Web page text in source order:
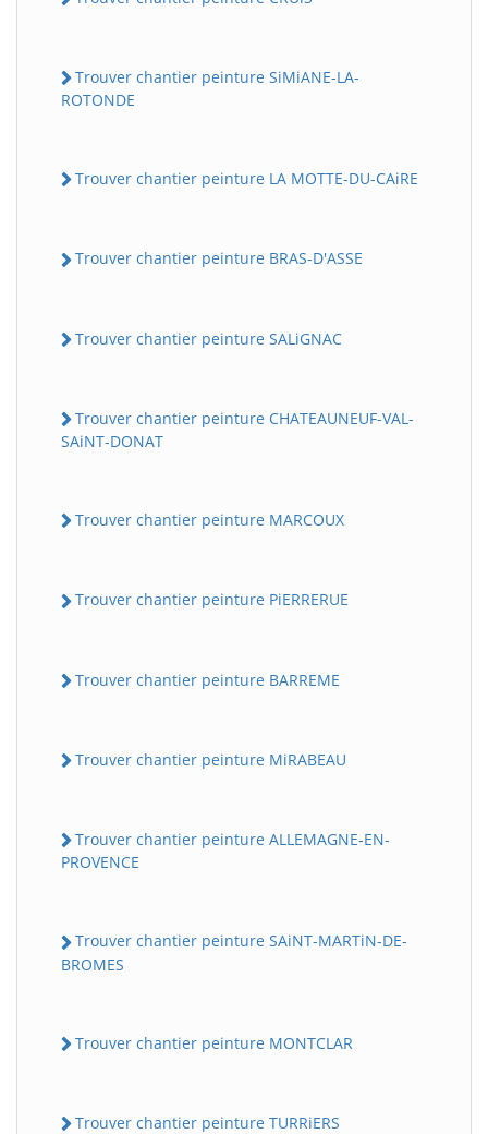
Trouver chantier peinture SiMiANE-LA-
ROTONDE
Trouver chantier peinture LA MOTTE-DU-CAiRE
Trouver chantier peinture BRAS-D'ASSE
Trouver chantier peinture SALiGNAC
Trouver chantier peinture CHATEAUNEUF-VAL-
SAiNT-DONAT
Trouver chantier peinture MARCOUX
Trouver chantier peinture PiERRERUE
Trouver chantier peinture BARREME
Trouver chantier peinture MiRABEAU
Trouver chantier peinture ALLEMAGNE-EN-
PROVENCE
Trouver chantier peinture SAiNT-MARTiN-DE-
BROMES
Trouver chantier peinture MONTCLAR
Trouver chantier peinture TURRiERS